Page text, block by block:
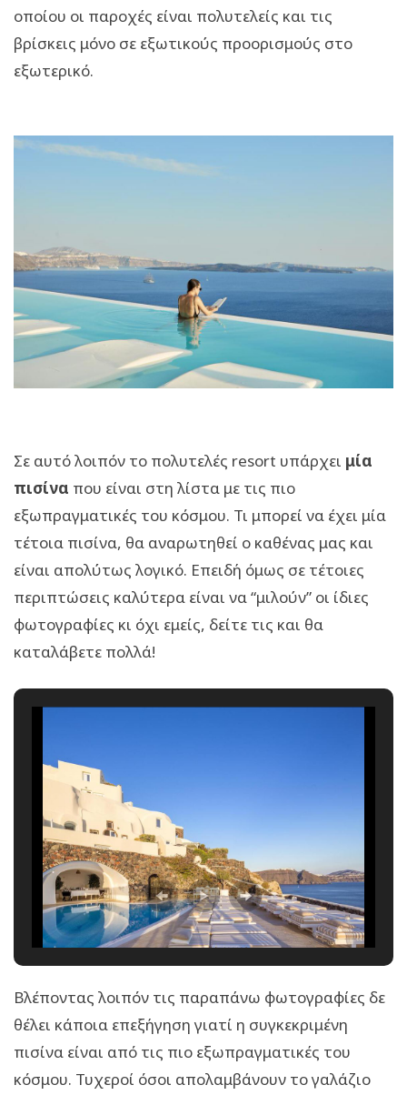
οποίου οι παροχές είναι πολυτελείς και τις
βρίσκεις μόνο σε εξωτικούς προορισμούς στο
εξωτερικό.
Σε αυτό λοιπόν το πολυτελές resort υπάρχει μία
πισίνα που είναι στη λίστα με τις πιο
εξωπραγματικές του κόσμου. Τι μπορεί να έχει μία
τέτοια πισίνα, θα αναρωτηθεί ο καθένας μας και
είναι απολύτως λογικό. Επειδή όμως σε τέτοιες
περιπτώσεις καλύτερα είναι να “μιλούν” οι ίδιες
φωτογραφίες κι όχι εμείς, δείτε τις και θα
καταλάβετε πολλά!
Βλέποντας λοιπόν τις παραπάνω φωτογραφίες δε
θέλει κάποια επεξήγηση γιατί η συγκεκριμένη
πισίνα είναι από τις πιο εξωπραγματικές του
κόσμου. Τυχεροί όσοι απολαμβάνουν το γαλάζιο